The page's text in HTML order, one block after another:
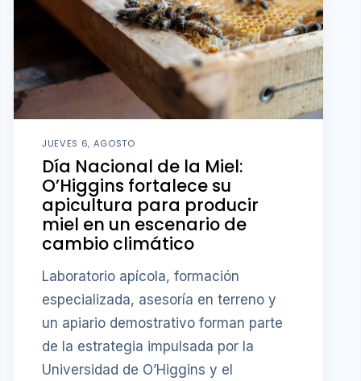
JUEVES 6, AGOSTO
Día Nacional de la Miel:
O’Higgins fortalece su
apicultura para producir
miel en un escenario de
cambio climático
Laboratorio apícola, formación
especializada, asesoría en terreno y
un apiario demostrativo forman parte
de la estrategia impulsada por la
Universidad de O’Higgins y el